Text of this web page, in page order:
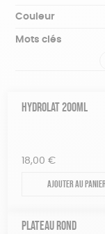
ÉPICERIE
JEUX
Prix : du - cher au +
Prix : du + cher au -
Tous
Couleur
Blanc Pur
Mots clés
HYDROLAT 200ML
18,00 €
Ajouter au panier
PLATEAU ROND